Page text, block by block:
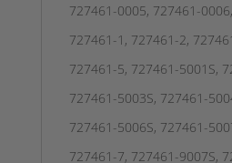
727461-0005, 727461-
727461-1, 727461-2,
727461-5, 727461-5001S,
727461-5003S, 727461-
727461-5006S, 727461-
727461-7, 727461-9007S,